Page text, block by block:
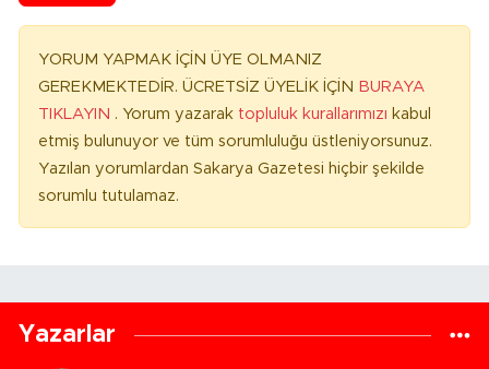
YORUM YAPMAK İÇİN ÜYE OLMANIZ
GEREKMEKTEDİR. ÜCRETSİZ ÜYELİK İÇİN BURAYA
TIKLAYIN . Yorum yazarak topluluk kurallarımızı kabul
etmiş bulunuyor ve tüm sorumluluğu üstleniyorsunuz.
Yazılan yorumlardan Sakarya Gazetesi hiçbir şekilde
sorumlu tutulamaz.
Yazarlar